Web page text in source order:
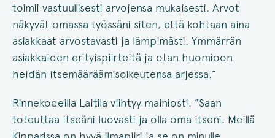
toimii vastuullisesti arvojensa mukaisesti. Arvot
näkyvät omassa työssäni siten, että kohtaan aina
asiakkaat arvostavasti ja lämpimästi. Ymmärrän
asiakkaiden erityispiirteitä ja otan huomioon
heidän itsemääräämisoikeutensa arjessa.”
Rinnekodeilla Laitila viihtyy mainiosti. ”Saan
toteuttaa itseäni luovasti ja olla oma itseni. Meillä